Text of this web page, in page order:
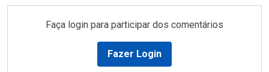
Faça login para participar dos comentários
Fazer Login